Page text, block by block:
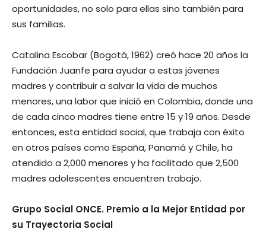
oportunidades, no solo para ellas sino también para
sus familias.
Catalina Escobar (Bogotá, 1962) creó hace 20 años la
Fundación Juanfe para ayudar a estas jóvenes
madres y contribuir a salvar la vida de muchos
menores, una labor que inició en Colombia, donde una
de cada cinco madres tiene entre 15 y 19 años. Desde
entonces, esta entidad social, que trabaja con éxito
en otros países como España, Panamá y Chile, ha
atendido a 2,000 menores y ha facilitado que 2,500
madres adolescentes encuentren trabajo.
Grupo Social ONCE. Premio a la Mejor Entidad por
su Trayectoria Social